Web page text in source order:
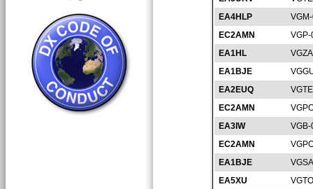
EA4HLP
EC2AMN
EA1HL
EA1BJE
EA2EUQ
EC2AMN
EA3IW
EC2AMN
EA1BJE
EA5XU